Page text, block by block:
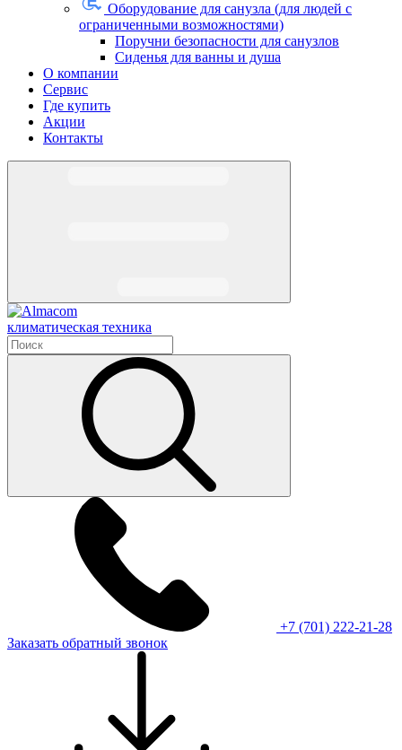
Оборудование для санузла (для людей с
ограниченными возможностями)
Поручни безопасности для санузлов
Сиденья для ванны и душа
О компании
Сервис
Где купить
Акции
Контакты
климатическая техника
+7 (701) 222-21-28
Заказать обратный звонок